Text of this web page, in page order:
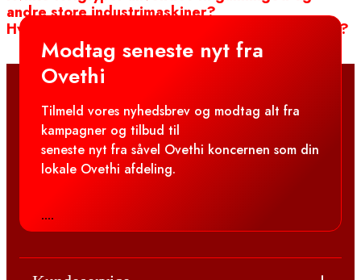
andre store industrimaskiner?
Hvad angives dimensionbetegnelsen for fælge i?
Modtag seneste nyt fra
Ovethi
Tilmeld vores nyhedsbrev og modtag alt fra
kampagner og tilbud til
seneste nyt fra såvel Ovethi koncernen som din
lokale Ovethi afdeling.
....